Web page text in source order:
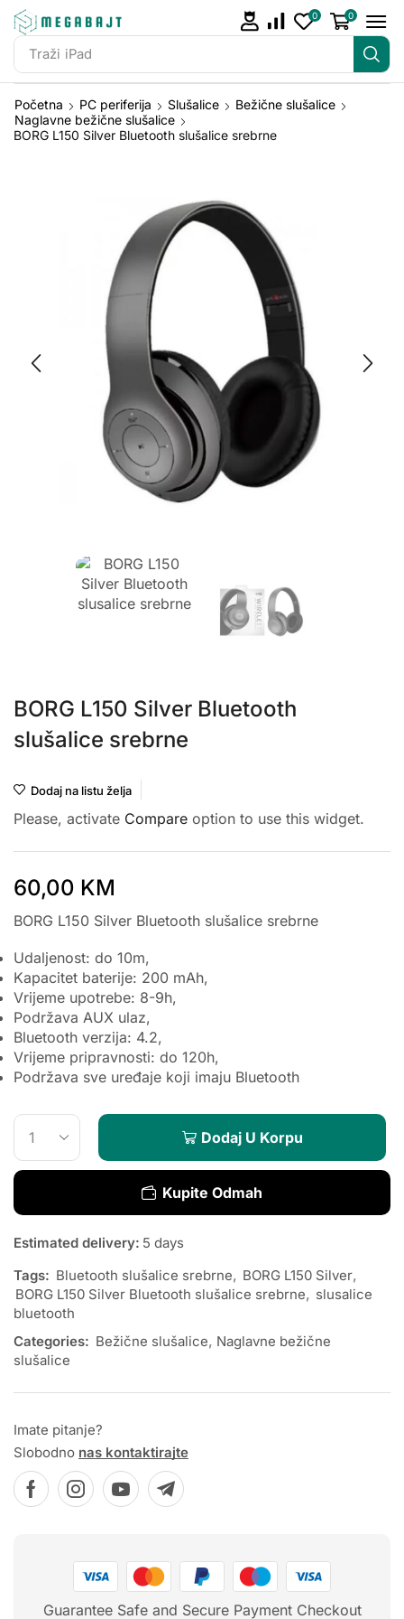
Traži iPad
0 0
Početna PC periferija Slušalice
Bežične slušalice
Naglavne bežične slušalice
BORG L150 Silver Bluetooth slušalice srebrne
BORG L150 Silver Bluetooth
slušalice srebrne
Dodaj na listu želja
Please, activate Compare option to use this widget.
60,00 KM
BORG L150 Silver Bluetooth slušalice srebrne
Udaljenost: do 10m,
Kapacitet baterije: 200 mAh,
Vrijeme upotrebe: 8-9h,
Podržava AUX ulaz,
Bluetooth verzija: 4.2,
Vrijeme pripravnosti: do 120h,
Podržava sve uređaje koji imaju Bluetooth
Dodaj U Korpu
Kupite Odmah
Estimated delivery: 5 days
Tags: Bluetooth slušalice srebrne, BORG L150 Silver,
BORG L150 Silver Bluetooth slušalice srebrne, slusalice
bluetooth
Categories: Bežične slušalice, Naglavne bežične
slušalice
Imate pitanje?
Slobodno nas kontaktirajte
Guarantee Safe and Secure Payment Checkout